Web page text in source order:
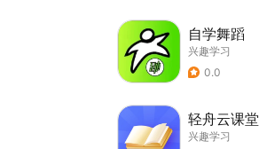
自学舞蹈
兴趣学习
0.0
轻舟云课堂
兴趣学习